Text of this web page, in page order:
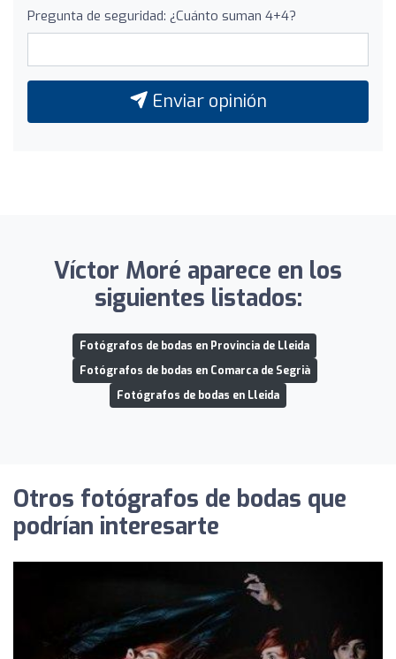
Pregunta de seguridad: ¿Cuánto suman 4+4?
Enviar opinión
Víctor Moré aparece en los
siguientes listados:
Fotógrafos de bodas en Provincia de Lleida
Fotógrafos de bodas en Comarca de Segrià
Fotógrafos de bodas en Lleida
Otros fotógrafos de bodas que
podrían interesarte